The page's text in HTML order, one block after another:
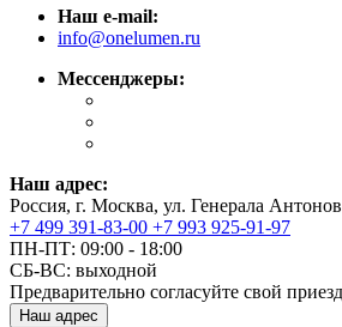
Наш e-mail:
info@onelumen.ru
Мессенджеры:
Наш адрес:
Россия, г. Москва, ул. Генерала
+7 499 391-83-00 +7 993 925-91-97
ПН-ПТ: 09:00 - 18:00
СБ-ВС: выходной
Предварительно согласуйте свой
Наш адрес